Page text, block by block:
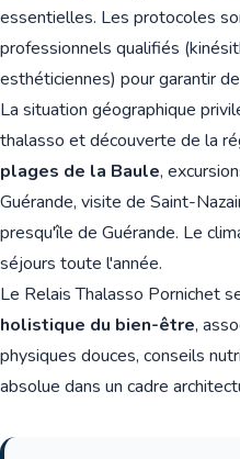
essentielles. Les protocoles
professionnels qualifiés
esthéticiennes) pour garantir
La situation géographique
thalasso et découverte de la
plages de la Baule,
Guérande, visite de Saint-
presqu'île de Guérande. Le
séjours toute l'année.
Le Relais Thalasso Pornichet
holistique du bien-être,
physiques douces, conseils
absolue dans un cadre